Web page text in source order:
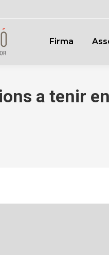
Firma
a tenir